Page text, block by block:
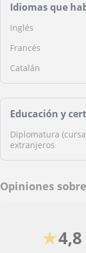
Idiomas que
Inglés
Francés
Catalán
Educación y
Diplomatura
extranjeros
Opiniones
4,8
★